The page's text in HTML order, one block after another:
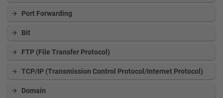
Port Forwarding
Bit
FTP (File Transfer Protocol)
TCP/IP (Transmission Control Protocol/Internet Protocol)
Domain